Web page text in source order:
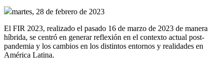
martes, 28 de febrero de 2023
El FIR 2023, realizado el pasado 16 de marzo de 2023 de manera
híbrida, se centró en generar reflexión en el contexto actual post-
pandemia y los cambios en los distintos entornos y realidades en
América Latina.